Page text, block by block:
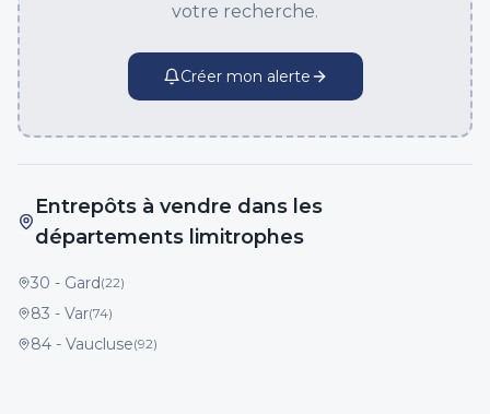
votre recherche.
Créer mon alerte
Entrepôts à vendre dans les
départements limitrophes
30 - Gard(22)
83 - Var(74)
84 - Vaucluse(92)